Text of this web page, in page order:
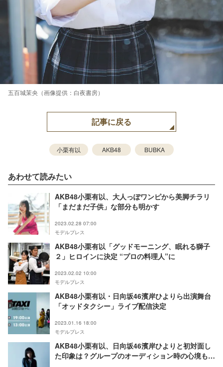
五百城茉央（画像提供：白夜書房）
記事に戻る
小栗有以 AKB48 BUBKA
あわせて読みたい
AKB48小栗有以、大人っぽワンピから美脚チラリ
「まだまだ子供」な部分も明かす
2023.02.28 07:00
モデルプレス
AKB48小栗有以「グッドモーニング、眠れる獅子
２」ヒロインに決定 “プロの料理人”に
2023.02.02 10:00
モデルプレス
AKB48小栗有以・日向坂46濱岸ひよりら出演舞台
「オッドタクシー」ライブ配信決定
2023.01.16 18:00
モデルプレス
AKB48小栗有以、日向坂46濱岸ひよりと初対面し
た印象は？グループのオーディション時の心境も回